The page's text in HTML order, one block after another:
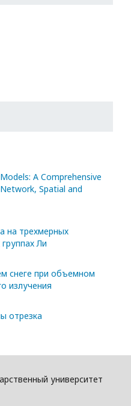
A Comprehensive
Spatial and
на трехмерных
Ли
снеге при объемном
излучения
отрезка
университет